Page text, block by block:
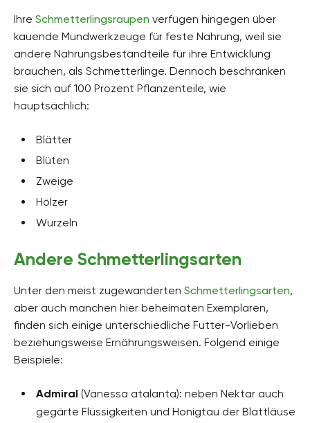
Ihre Schmetterlingsraupen verfügen hingegen über
kauende Mundwerkzeuge für feste Nahrung, weil sie
andere Nahrungsbestandteile für ihre Entwicklung
brauchen, als Schmetterlinge. Dennoch beschränken
sie sich auf 100 Prozent Pflanzenteile, wie
hauptsächlich:
Blätter
Blüten
Zweige
Hölzer
Wurzeln
Andere Schmetterlingsarten
Unter den meist zugewanderten Schmetterlingsarten,
aber auch manchen hier beheimaten Exemplaren,
finden sich einige unterschiedliche Futter-Vorlieben
beziehungsweise Ernährungsweisen. Folgend einige
Beispiele:
Admiral (Vanessa atalanta): neben Nektar auch
gegärte Flüssigkeiten und Honigtau der Blattläuse